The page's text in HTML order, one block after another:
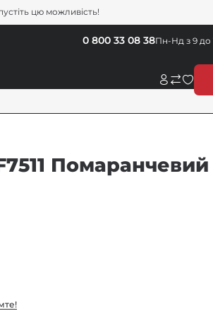
цю можливість!
Пн-Нд з 9 до
0 800 33 08 38
Помаранчевий